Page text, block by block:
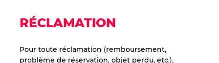
RÉCLAMATION
Pour toute réclamation (remboursement,
problème de réservation, objet perdu, etc.),